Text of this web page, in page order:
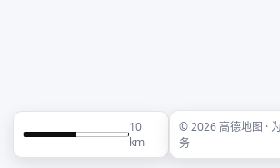
10
km
© 2026 高德地图 ·
务